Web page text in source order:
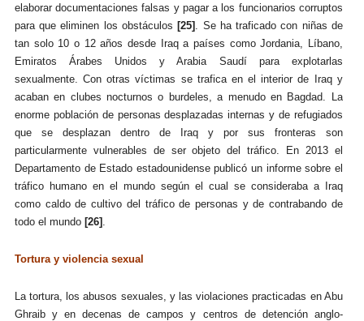
elaborar documentaciones falsas y pagar a los funcionarios corruptos
para que eliminen los obstáculos [25]
. Se ha traficado con niñas de
tan solo 10 o 12 años desde Iraq a países como Jordania, Líbano,
Emiratos Árabes Unidos y Arabia Saudí para explotarlas
sexualmente. Con otras víctimas se trafica en el interior de Iraq y
acaban en clubes nocturnos o burdeles, a menudo en Bagdad. La
enorme población de personas desplazadas internas y de refugiados
que se desplazan dentro de Iraq y por sus fronteras son
particularmente vulnerables de ser objeto del tráfico. En 2013 el
Departamento de Estado estadounidense publicó un informe sobre el
tráfico humano en el mundo según el cual se consideraba a Iraq
como caldo de cultivo del tráfico de personas y de contrabando de
todo el mundo [26]
Tortura y violencia sexual
La tortura, los abusos sexuales, y las violaciones practicadas en Abu
Ghraib y en decenas de campos y centros de detención anglo-